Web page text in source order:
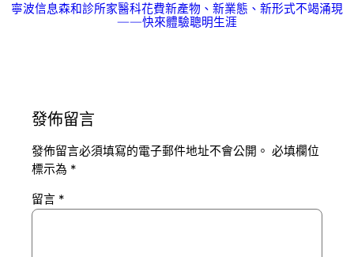
寧波信息森和診所家醫科花費新產物、新業態、新形式不竭涌現
——快來體驗聰明生涯
發佈留言
發佈留言必須填寫的電子郵件地址不會公開。 必填欄位
標示為 *
留言 *